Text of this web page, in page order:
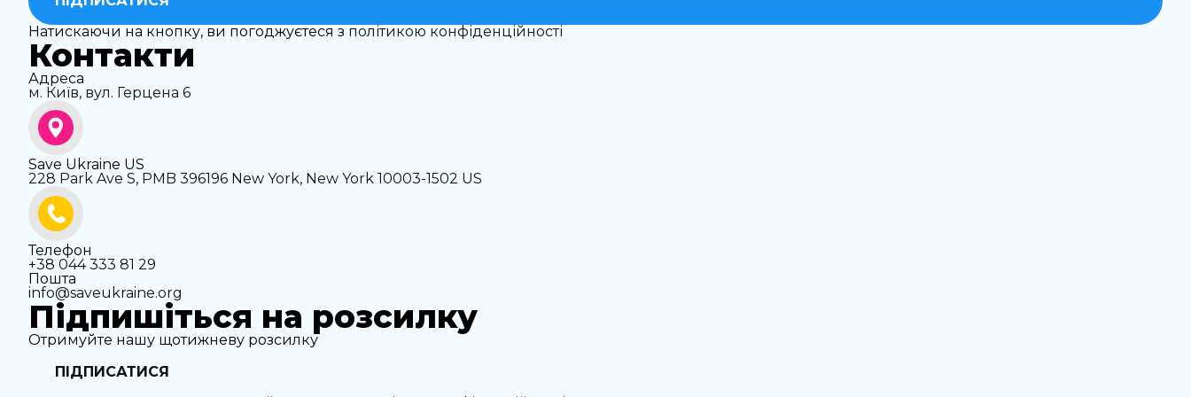
Натискаючи на кнопку, ви погоджуєтеся з політикою конфіденційності
Контакти
Адреса
м. Київ, вул. Герцена 6
Save Ukraine US
228 Park Ave S, PMB 396196 New York, New York 10003-1502 US
Телефон
+38 044 333 81 29
Пошта
info@saveukraine.org
Підпишіться на розсилку
Отримуйте нашу щотижневу розсилку
ПІДПИСАТИСЯ